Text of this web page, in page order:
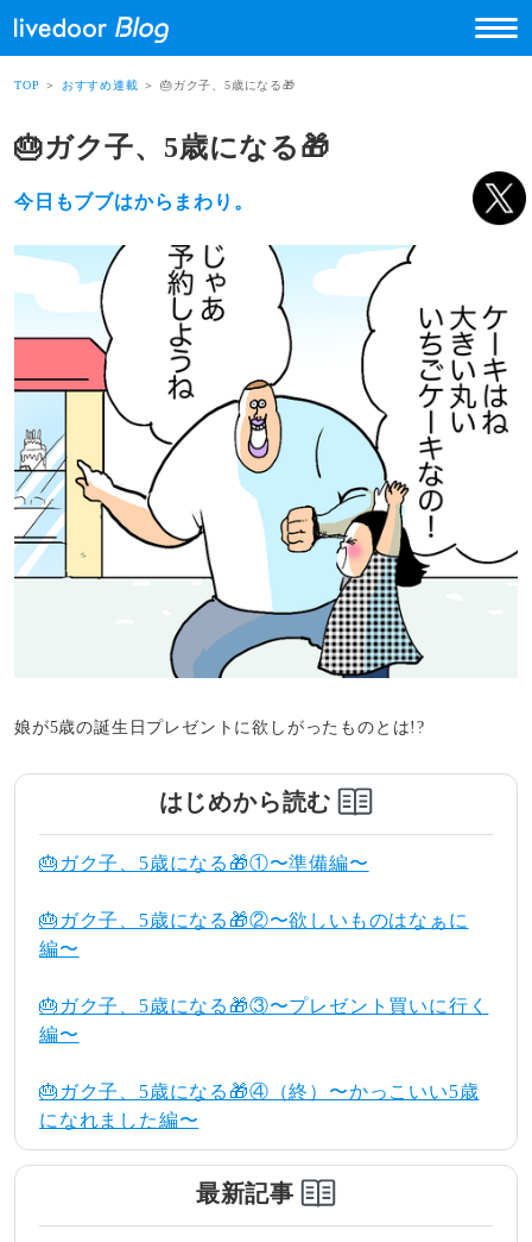
TOP ＞ おすすめ連載 ＞ 🎂ガク子、5歳になる🎁
🎂ガク子、5歳になる🎁
今日もブブはからまわり。
娘が5歳の誕生日プレゼントに欲しがったものとは!?
はじめから読む
🎂ガク子、5歳になる🎁①〜準備編〜
🎂ガク子、5歳になる🎁②〜欲しいものはなぁに
編〜
🎂ガク子、5歳になる🎁③〜プレゼント買いに行く
編〜
🎂ガク子、5歳になる🎁④（終）〜かっこいい5歳
になれました編〜
最新記事